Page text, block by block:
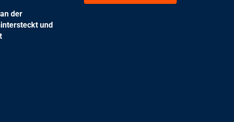
der
und